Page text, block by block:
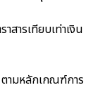
สารเทียบเท่าเงิน
ามหลักเกณฑ์การ